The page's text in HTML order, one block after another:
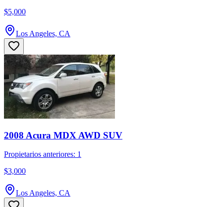
$5,000
Los Angeles, CA
2008 Acura MDX AWD SUV
Propietarios anteriores: 1
$3,000
Los Angeles, CA